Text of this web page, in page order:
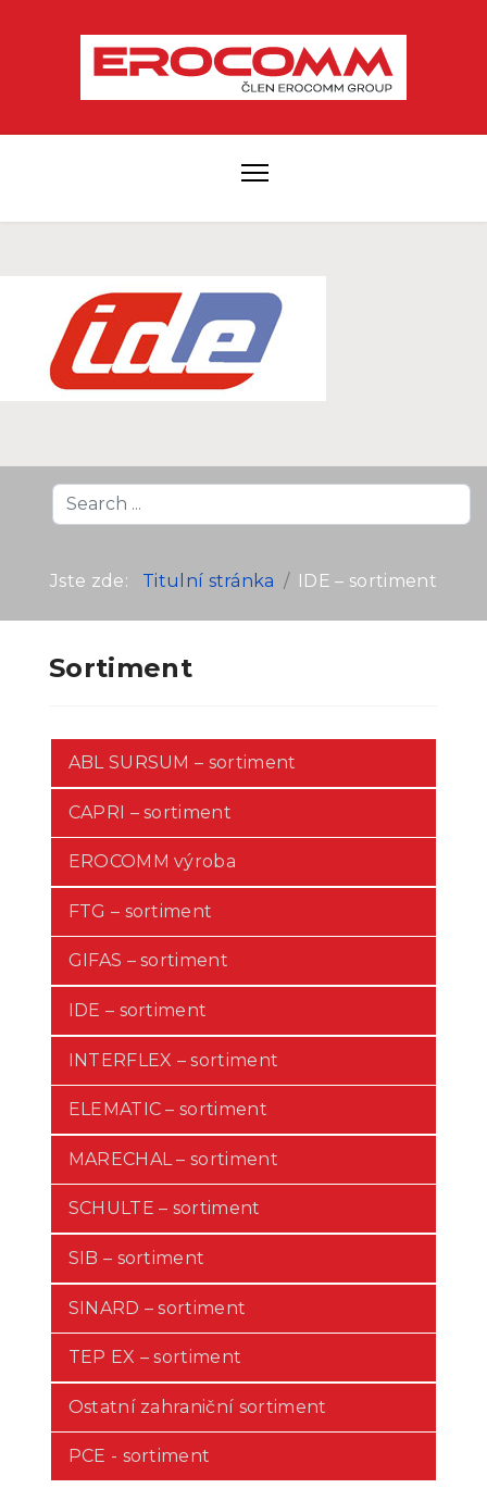
Search
...
Jste zde: Titulní stránka IDE – sortiment
Sortiment
ABL SURSUM – sortiment
CAPRI – sortiment
EROCOMM výroba
FTG – sortiment
GIFAS – sortiment
IDE – sortiment
INTERFLEX – sortiment
ELEMATIC – sortiment
MARECHAL – sortiment
SCHULTE – sortiment
SIB – sortiment
SINARD – sortiment
TEP EX – sortiment
Ostatní zahraniční sortiment
PCE - sortiment